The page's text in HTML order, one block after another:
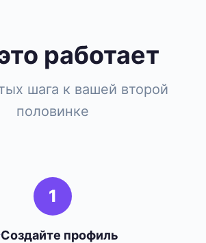
работает
шага к вашей второй
половинке
1
Создайте профиль